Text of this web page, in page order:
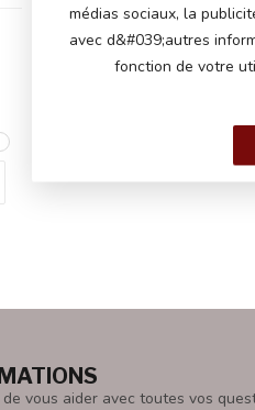
vous aider avec toutes vos
médias sociaux, la
avec d&#039;autres
fonction de votre